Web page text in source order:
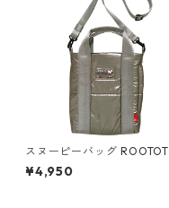
スヌーピーバッグ
ルートート IP.サコッシュ.パ
ディド.ピーナッツ-8F シル
¥4,950